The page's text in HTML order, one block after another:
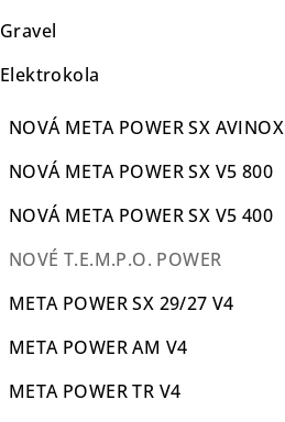
Gravel
Elektrokola
NOVÁ META POWER SX AVINOX
NOVÁ META POWER SX V5 800
NOVÁ META POWER SX V5 400
NOVÉ T.E.M.P.O. POWER
META POWER SX 29/27 V4
META POWER AM V4
META POWER TR V4